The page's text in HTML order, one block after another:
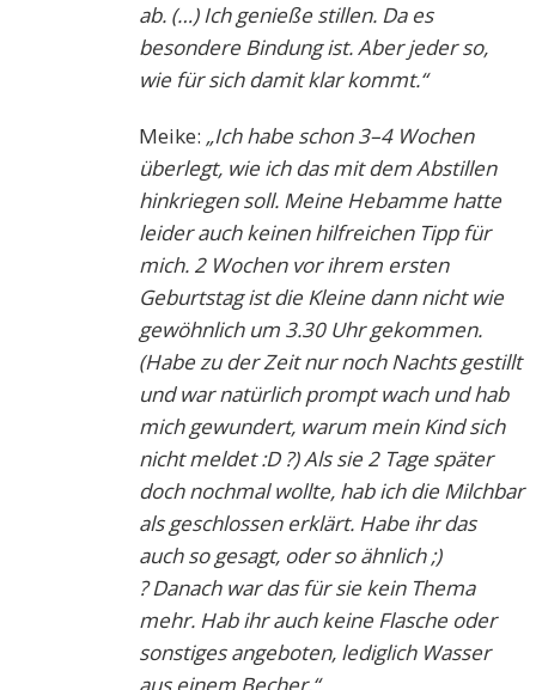
ab. (…) Ich genieße stillen. Da es
besondere Bindung ist. Aber jeder so,
wie für sich damit klar kommt.“
Meike: „Ich habe schon 3–4 Wochen
überlegt, wie ich das mit dem Abstillen
hinkriegen soll. Meine Hebamme hatte
leider auch keinen hilfreichen Tipp für
mich. 2 Wochen vor ihrem ersten
Geburtstag ist die Kleine dann nicht wie
gewöhnlich um 3.30 Uhr gekommen.
(Habe zu der Zeit nur noch Nachts gestillt
und war natürlich prompt wach und hab
mich gewundert, warum mein Kind sich
nicht meldet :D ?) Als sie 2 Tage später
doch nochmal wollte, hab ich die Milchbar
als geschlossen erklärt. Habe ihr das
auch so gesagt, oder so ähnlich ;)
? Danach war das für sie kein Thema
mehr. Hab ihr auch keine Flasche oder
sonstiges angeboten, lediglich Wasser